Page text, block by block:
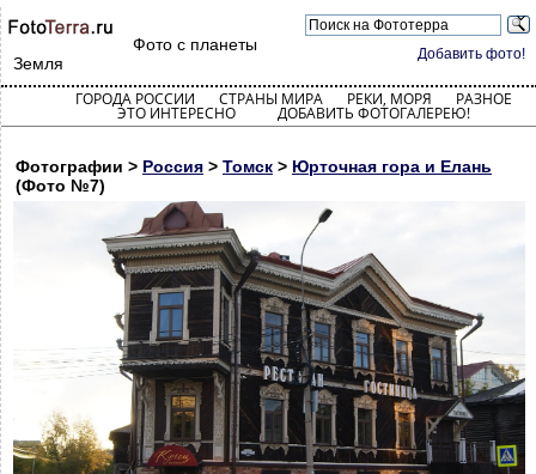
Добавить фото!
Фото с планеты
Земля
ГОРОДА РОССИИ СТРАНЫ МИРА РЕКИ, МОРЯ РАЗНОЕ
ЭТО ИНТЕРЕСНО ДОБАВИТЬ ФОТОГАЛЕРЕЮ!
Фотографии > Россия > Томск > Юрточная гора и Елань
(Фото №7)